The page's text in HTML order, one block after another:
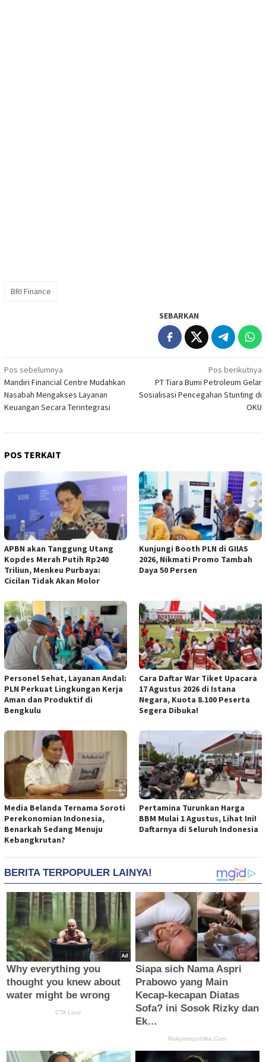
BRI Finance
SEBARKAN
Navigasi
pos
Pos sebelumnya
Mandiri Financial Centre Mudahkan
Nasabah Mengakses Layanan
Keuangan Secara Terintegrasi
Pos berikutnya
PT Tiara Bumi Petroleum Gelar
Sosialisasi Pencegahan Stunting di
OKU
POS TERKAIT
APBN akan Tanggung Utang
Kopdes Merah Putih Rp240
Triliun, Menkeu Purbaya:
Cicilan Tidak Akan Molor
Kunjungi Booth PLN di GIIAS
2026, Nikmati Promo Tambah
Daya 50 Persen
Personel Sehat, Layanan Andal:
PLN Perkuat Lingkungan Kerja
Aman dan Produktif di
Bengkulu
Cara Daftar War Tiket Upacara
17 Agustus 2026 di Istana
Negara, Kuota 8.100 Peserta
Segera Dibuka!
Media Belanda Ternama Soroti
Perekonomian Indonesia,
Benarkah Sedang Menuju
Kebangkrutan?
Pertamina Turunkan Harga
BBM Mulai 1 Agustus, Lihat Ini!
Daftarnya di Seluruh Indonesia